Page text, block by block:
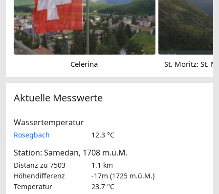
Celerina St. Moritz: St.
Aktuelle Messwerte
Wassertemperatur
Rosegbach 12.3 °C
Station: Samedan, 1708 m.ü.M.
Distanz zu 7503
1.1 km
Höhendifferenz
-17m (1725 m.ü.M.)
Temperatur
23.7 °C